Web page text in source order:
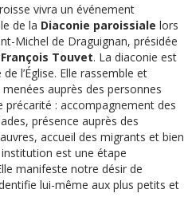
vivra un événement
de la Diaconie paroissiale lors
Michel de Draguignan, présidée
Touvet. La diaconie est
l’Église. Elle rassemble et
auprès des personnes
: accompagnement des
présence auprès des
accueil des migrants et bien
est une étape
manifeste notre désir de
lui-même aux plus petits et